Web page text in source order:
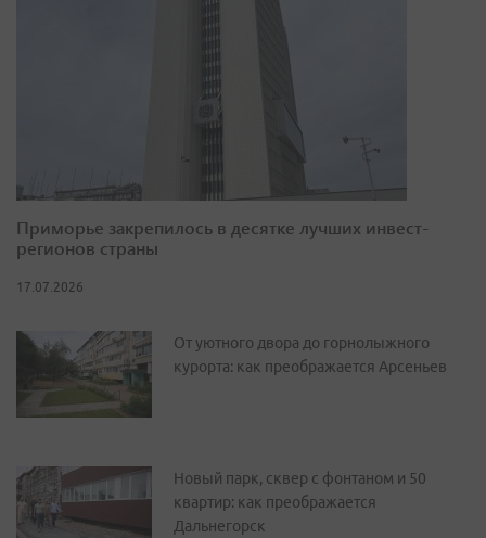
Приморье закрепилось в десятке лучших инвест-
регионов страны
17.07.2026
От уютного двора до горнолыжного
курорта: как преображается Арсеньев
Новый парк, сквер с фонтаном и 50
квартир: как преображается
Дальнегорск